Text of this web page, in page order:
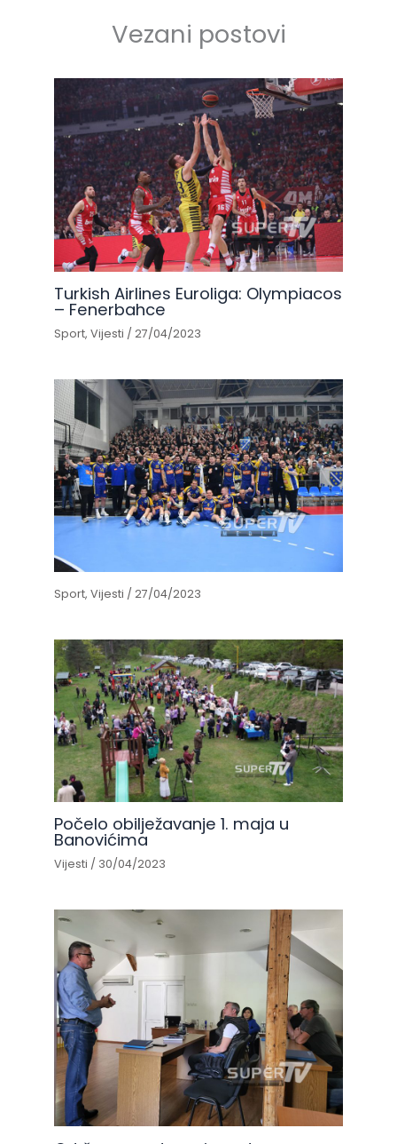
Vezani postovi
Turkish Airlines Euroliga: Olympiacos
– Fenerbahce
Sport,Vijesti /27/04/2023
Sport,Vijesti /27/04/2023
Počelo obilježavanje 1. maja u
Banovićima
Vijesti / 30/04/2023